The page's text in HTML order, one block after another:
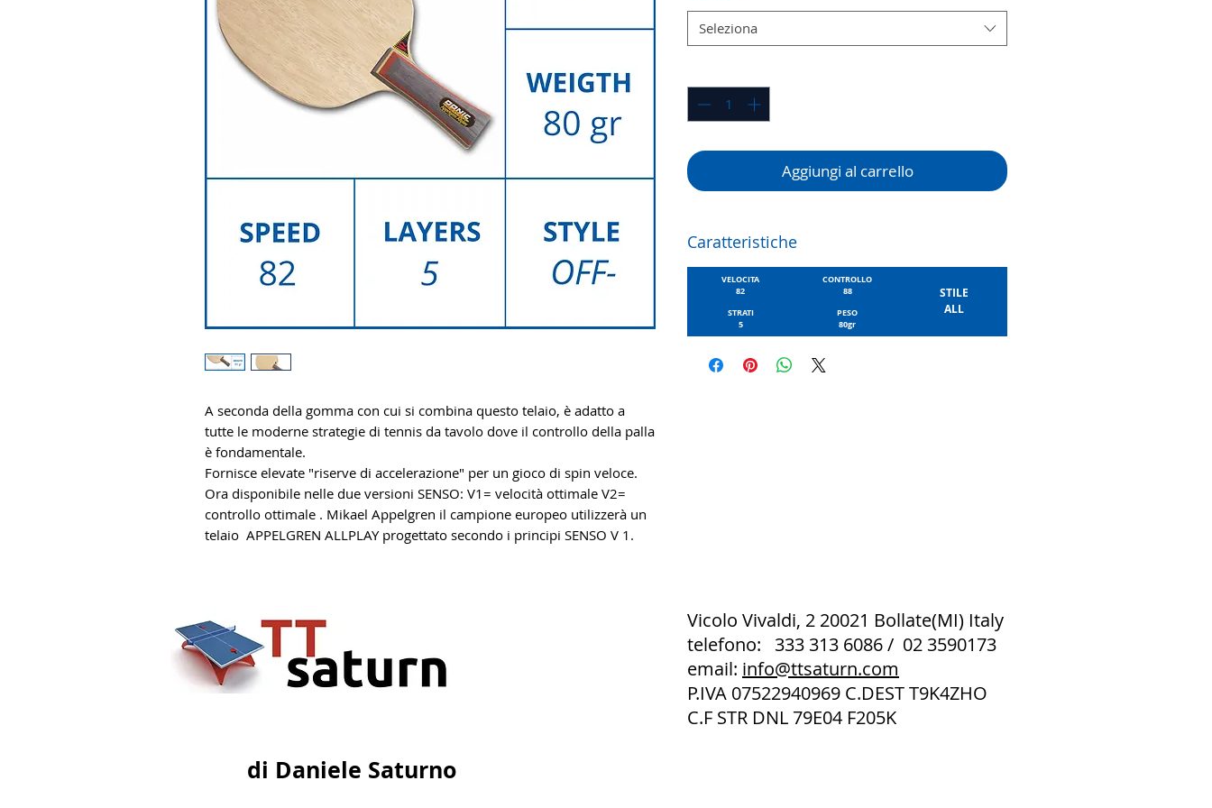
A seconda della gomma con cui si combina questo telaio, è adatto a
tutte le moderne strategie di tennis da tavolo dove il controllo della palla
è fondamentale.
Fornisce elevate "riserve di accelerazione" per un gioco di spin veloce.
Ora disponibile nelle due versioni SENSO: V1= velocità ottimale V2=
controllo ottimale . Mikael Appelgren il campione europeo utilizzerà un
telaio APPELGREN ALLPLAY progettato secondo i principi SENSO V 1.
Seleziona
Aggiungi al carrello
Caratteristiche
VELOCITA
82
STRATI
5
CONTROLLO
88
PESO
80gr
STILE
ALL
Vicolo Vivaldi, 2 20021 Bollate(MI) Italy
telefono: 333 313 6086 / 02 3590173
email: info@ttsaturn.com
P.IVA 07522940969 C.DEST T9K4ZHO
C.F STR DNL 79E04 F205K
di Daniele Saturno